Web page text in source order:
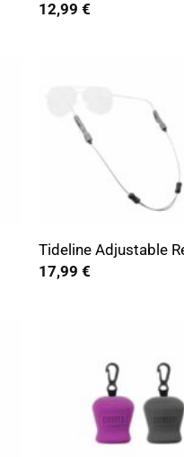
12,99 €
Tideline Adjustable
17,99 €